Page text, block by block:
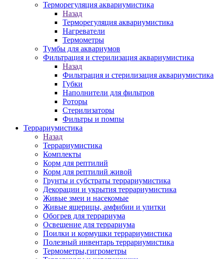
Терморегуляция аквариумистика
Назад
Терморегуляция аквариумистика
Нагреватели
Термометры
Тумбы для аквариумов
Фильтрация и стерилизация аквариумистика
Назад
Фильтрация и стерилизация аквариумистика
Губки
Наполнители для фильтров
Роторы
Стерилизаторы
Фильтры и помпы
Террариумистика
Назад
Террариумистика
Комплекты
Корм для рептилий
Корм для рептилий живой
Грунты и субстраты террариумистика
Декорации и укрытия террариумистика
Живые змеи и насекомые
Живые ящерицы, амфибии и улитки
Обогрев для террариума
Освещение для террариума
Поилки и кормушки террариумистика
Полезный инвентарь террариумистика
Термометры,гигрометры